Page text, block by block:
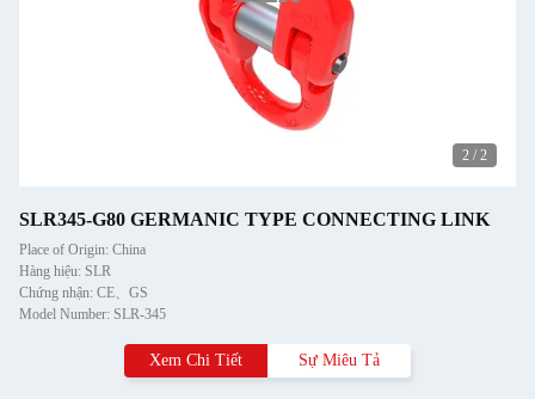
2 / 2
SLR345-G80 GERMANIC TYPE CONNECTING LINK
Place of Origin: China
Hàng hiệu: SLR
Chứng nhận: CE、GS
Model Number: SLR-345
Xem Chi Tiết Sự Miêu Tả